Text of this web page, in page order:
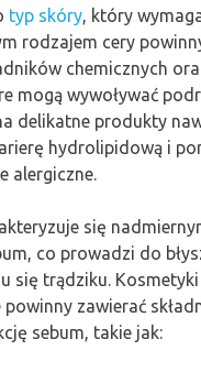
typ skóry, który
rodzajem cery
chemicznych
mogą wywoływać
delikatne produkty
hydrolipidową i
alergiczne.
się
co prowadzi do
się trądziku.
zawierać
sebum, takie jak: